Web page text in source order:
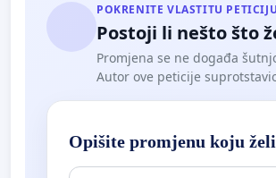
POKRENITE VLASTITU PETICIJU
Postoji li nešto što
Promjena se ne događa
Autor ove peticije
Opišite promjenu koju